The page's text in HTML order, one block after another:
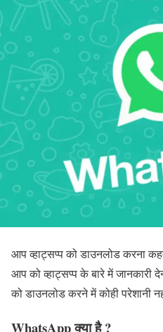
आप व्हाट्सप्प को डाउनलोड करना
आप को व्हाट्सप्प के बारे में जानकारी
को डाउनलोड करने में कोही परेशानी
WhatsApp क्या है ?